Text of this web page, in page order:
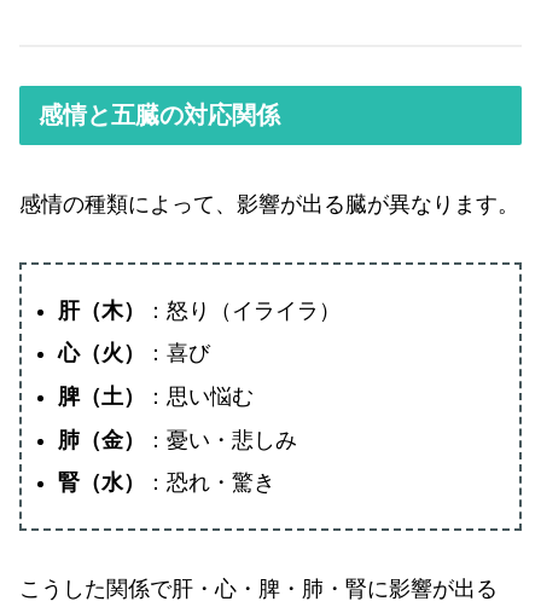
感情と五臓の対応関係
感情の種類によって、影響が出る臓が異なります。
肝（木）
：怒り（イライラ）
心（火）
：喜び
脾（土）
：思い悩む
肺（金）
：憂い・悲しみ
腎（水）
：恐れ・驚き
こうした関係で肝・心・脾・肺・腎に影響が出る